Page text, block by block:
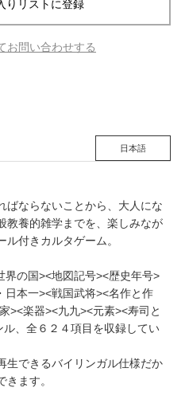
お問い合わせする
日本語
ばならないことから、大人にな
教養的雑学までを、楽しみなが
付きカルタゲーム。
の国><地図記号><歴史年号>
日本一><戦国武将><名作と作
><楽器><九九><元素><寿司と
、全６２４項目を収録してい
生できるバイリンガル仕様だか
ます。